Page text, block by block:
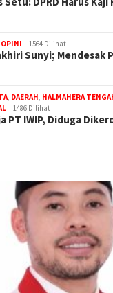
OPINI 1564 Dilihat
Sunyi; Mendesak
, DAERAH, HALMAHERA
1486 Dilihat
PT IWIP, Diduga